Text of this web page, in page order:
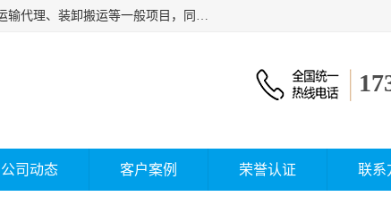
西安福鸿祥物流有限公司成立于2021年，位于陕西省西安市灞桥区，公司主要从事国内货物运输代理、装卸搬运等一般项目，同时具备道路货物运输（不含危险货物）的许可资质。凭借专业的物流服务和*的运输能力，公司致力于为客户提供安全、可靠的物流解决方案，满足多样化的运输需求，助力企业*运营。
公司动态 客户案例 荣誉认证 联系